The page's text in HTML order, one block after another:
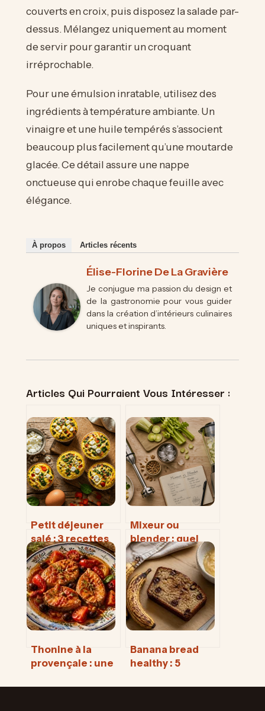
couverts en croix, puis disposez la salade par-
dessus. Mélangez uniquement au moment
de servir pour garantir un croquant
irréprochable.
Pour une émulsion inratable, utilisez des
ingrédients à température ambiante. Un
vinaigre et une huile tempérés s’associent
beaucoup plus facilement qu’une moutarde
glacée. Ce détail assure une nappe
onctueuse qui enrobe chaque feuille avec
élégance.
À propos Articles récents
Élise-Florine De La Gravière
Je conjugue ma passion du design et
de la gastronomie pour vous guider
dans la création d’intérieurs culinaires
uniques et inspirants.
Articles Qui Pourraient Vous Intéresser :
Petit déjeuner
salé : 3 recettes
meal prep pour
en finir avec le
coup de barre de
11h
Mixeur ou
blender : quel
appareil choisir
pour vos soupes,
smoothies et
purées ?
Thonine à la
provençale : une
pour sublimer ce
Banana bread
healthy : 5
moelleux